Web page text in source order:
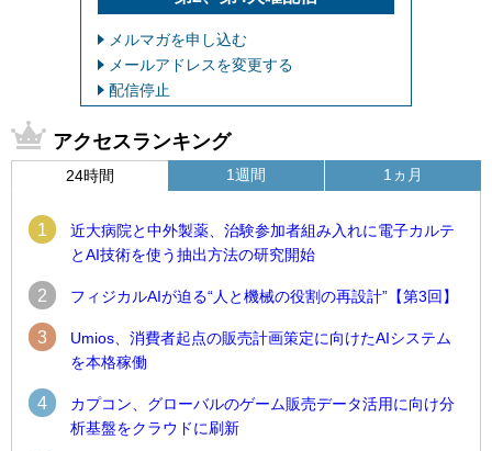
メルマガを申し込む
メールアドレスを変更する
配信停止
アクセスランキング
24時間
1
近大病院と中外製薬、治験参加者組み入れに電子カルテ
とAI技術を使う抽出方法の研究開始
2 フィジカルAIが迫る“人と機械の役割の再設計”【第3回】
3
Umios、消費者起点の販売計画策定に向けたAIシステム
を本格稼働
4
カプコン、グローバルのゲーム販売データ活用に向け分
析基盤をクラウドに刷新
1週間 1ヵ月